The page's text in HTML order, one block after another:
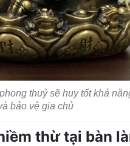
thuỷ sẽ huy tốt khả
bảo vệ gia chủ
thừ tại bàn